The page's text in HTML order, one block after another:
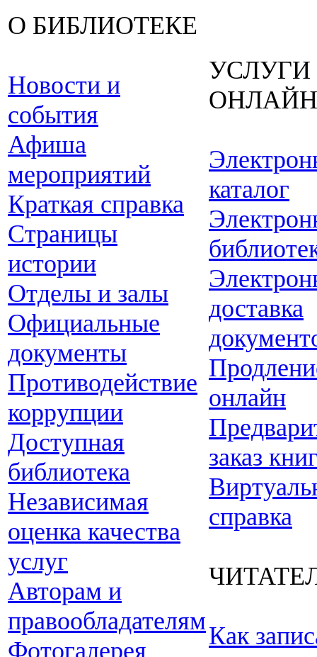
О БИБЛИОТЕКЕ
Новости и
события
Афиша
мероприятий
Краткая справка
Страницы
истории
Отделы и залы
Официальные
документы
Противодействие
коррупции
Доступная
библиотека
Независимая
оценка качества
услуг
Авторам и
правообладателям
Фотогалерея
УСЛУГИ
ОНЛАЙН
каталог
доставка
онлайн
заказ
справка
Как